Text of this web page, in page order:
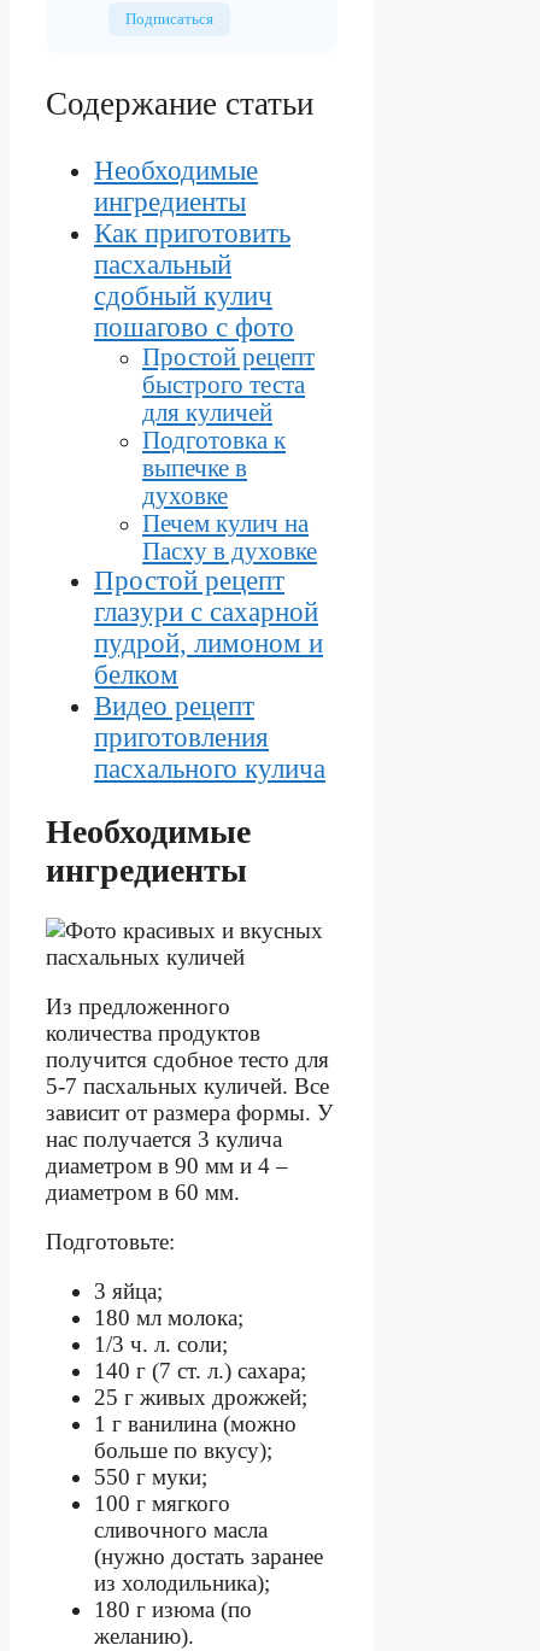
Подписаться
Содержание статьи
Необходимые
ингредиенты
Как приготовить
пасхальный
сдобный кулич
пошагово с фото
Простой рецепт
быстрого теста
для куличей
Подготовка к
выпечке в
духовке
Печем кулич на
Пасху в духовке
Простой рецепт
глазури с сахарной
пудрой, лимоном и
белком
Видео рецепт
приготовления
пасхального кулича
Необходимые
ингредиенты
Из предложенного
количества продуктов
получится сдобное тесто для
5-7 пасхальных куличей. Все
зависит от размера формы. У
нас получается 3 кулича
диаметром в 90 мм и 4 –
диаметром в 60 мм.
Подготовьте:
3 яйца;
180 мл молока;
1/3 ч. л. соли;
140 г (7 ст. л.) сахара;
25 г живых дрожжей;
1 г ванилина (можно
больше по вкусу);
550 г муки;
100 г мягкого
сливочного масла
(нужно достать заранее
из холодильника);
180 г изюма (по
желанию).